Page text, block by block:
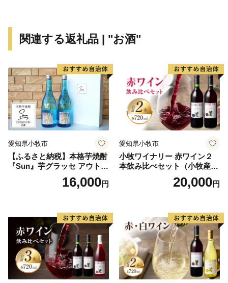
関連する返礼品 | "お酒"
愛知県小牧市
【ふるさと納税】本格芋焼酎
『Sun』芋グラッセ アウトド
ア ソロキャンプ ベランピン
グ 巣ごもり 就労支援16,000円
愛知県小牧市
小牧ワイナリー 赤ワイン２
本飲み比べセット（小牧産ぶ
どう100％使用）20,000円